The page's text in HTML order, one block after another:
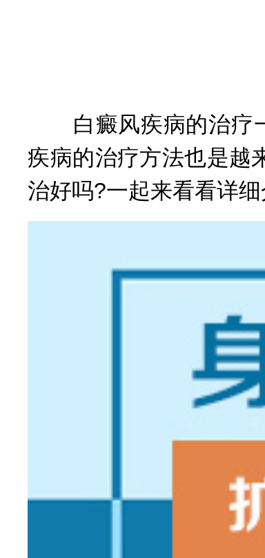
白癜风疾病的治疗一
疾病的治疗方法也是越
治好吗?一起来看看详